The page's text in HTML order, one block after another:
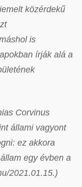
közérdekű
is
írják alá a
Corvinus
állami vagyont
ez akkora
egy évben a
2021.01.15.)